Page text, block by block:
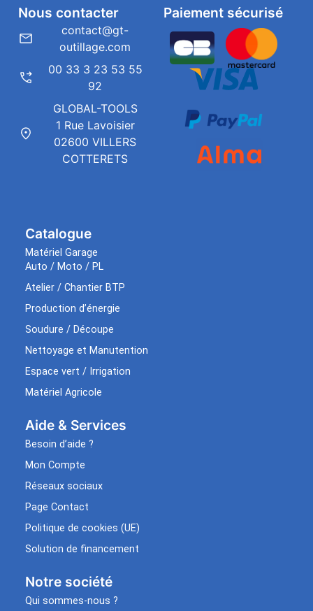
Catalogue
Matériel Garage
Auto / Moto / PL
Atelier / Chantier BTP
Production d’énergie
Soudure / Découpe
Nettoyage et Manutention
Espace vert / Irrigation
Matériel Agricole
Aide & Services​
Besoin d’aide ?
Mon Compte
Réseaux sociaux
Page Contact
Politique de cookies (UE)
Solution de financement
Notre société
Qui sommes-nous ?
Paiement sécurisé
Nous contacter
contact@gt-
outillage.com
00 33 3 23 53 55
92
GLOBAL-TOOLS
1 Rue Lavoisier
02600 VILLERS
COTTERETS